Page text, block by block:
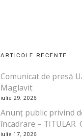
ARTICOLE RECENTE
Comunicat de presă
Maglavit
iulie 29, 2026
Anunț public privind
încadrare – TITULAR
iulie 17, 2026